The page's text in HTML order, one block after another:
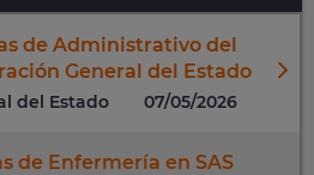
de Administrativo del
General del Estado
del Estado 07/05/2026
de Enfermería en SAS